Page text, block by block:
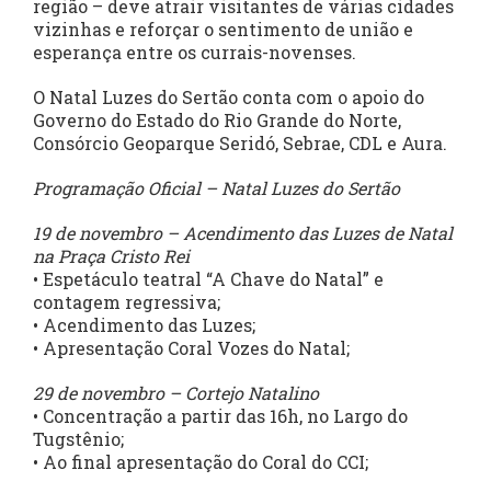
região – deve atrair visitantes de várias cidades
vizinhas e reforçar o sentimento de união e
esperança entre os currais-novenses.
O Natal Luzes do Sertão conta com o apoio do
Governo do Estado do Rio Grande do Norte,
Consórcio Geoparque Seridó, Sebrae, CDL e Aura.
Programação Oficial – Natal Luzes do Sertão
19 de novembro – Acendimento das Luzes de Natal
na Praça Cristo Rei
• Espetáculo teatral “A Chave do Natal” e
contagem regressiva;
• Acendimento das Luzes;
• Apresentação Coral Vozes do Natal;
29 de novembro – Cortejo Natalino
• Concentração a partir das 16h, no Largo do
Tugstênio;
• Ao final apresentação do Coral do CCI;